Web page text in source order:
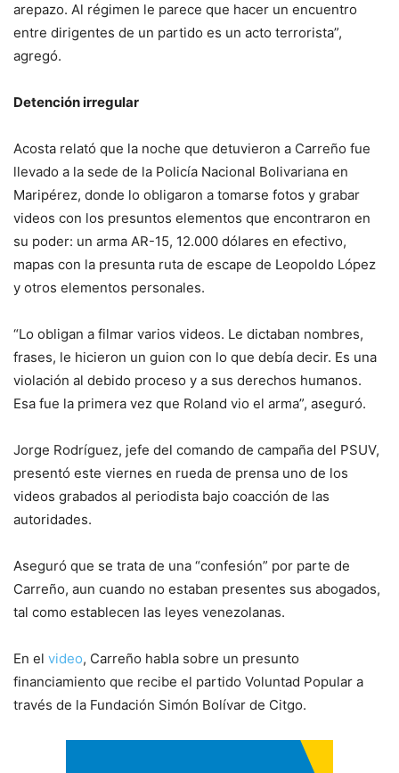
arepazo. Al régimen le parece que hacer un encuentro
entre dirigentes de un partido es un acto terrorista”,
agregó.
Detención irregular
Acosta relató que la noche que detuvieron a Carreño fue
llevado a la sede de la Policía Nacional Bolivariana en
Maripérez, donde lo obligaron a tomarse fotos y grabar
videos con los presuntos elementos que encontraron en
su poder: un arma AR-15, 12.000 dólares en efectivo,
mapas con la presunta ruta de escape de Leopoldo López
y otros elementos personales.
“Lo obligan a filmar varios videos. Le dictaban nombres,
frases, le hicieron un guion con lo que debía decir. Es una
violación al debido proceso y a sus derechos humanos.
Esa fue la primera vez que Roland vio el arma”, aseguró.
Jorge Rodríguez, jefe del comando de campaña del PSUV,
presentó este viernes en rueda de prensa uno de los
videos grabados al periodista bajo coacción de las
autoridades.
Aseguró que se trata de una “confesión” por parte de
Carreño, aun cuando no estaban presentes sus abogados,
tal como establecen las leyes venezolanas.
En el video, Carreño habla sobre un presunto
financiamiento que recibe el partido Voluntad Popular a
través de la Fundación Simón Bolívar de Citgo.